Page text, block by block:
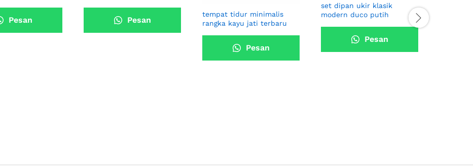
Pesan Pesan
tempat tidur minimalis
rangka kayu jati terbaru
Pesan
set dipan ukir klasik
modern duco putih
Pesan